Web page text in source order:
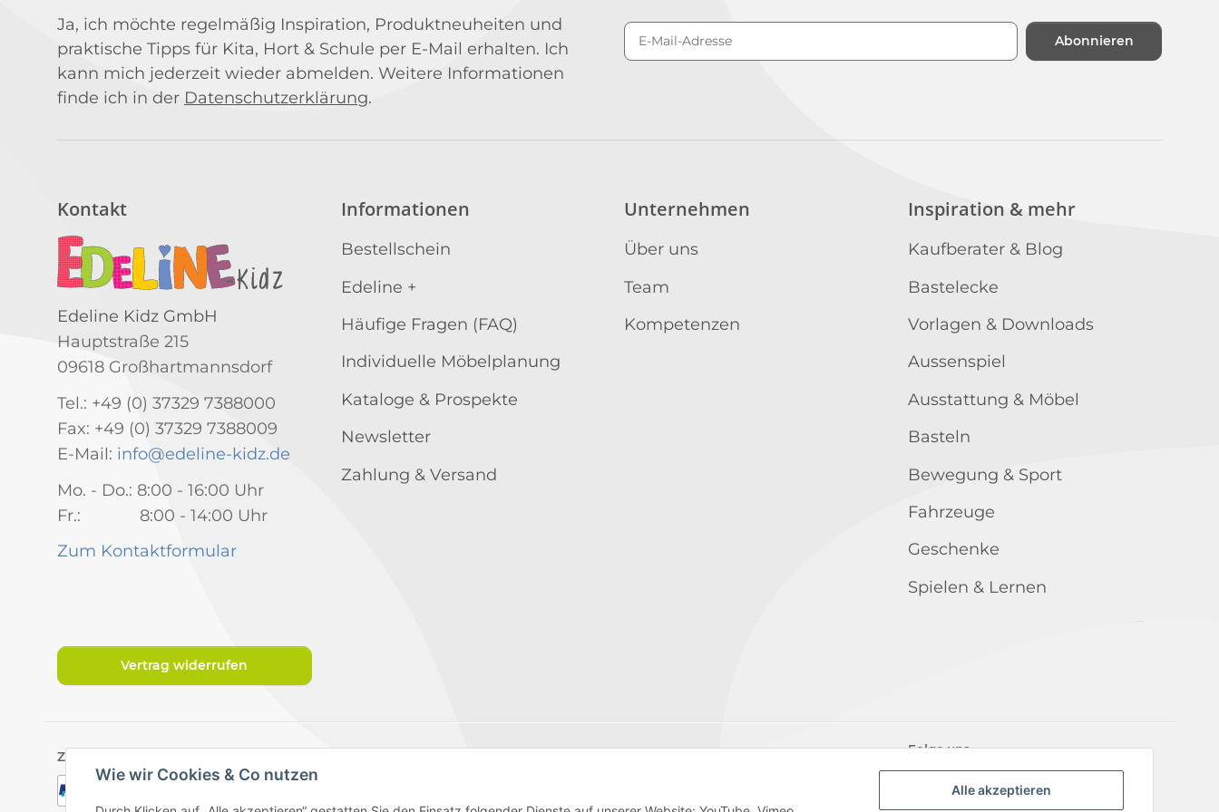
Alle akzeptieren
Wie wir Cookies & Co nutzen
Ja, ich möchte regelmäßig Inspiration, Produktneuheiten und
praktische Tipps für Kita, Hort & Schule per E-Mail erhalten. Ich
kann mich jederzeit wieder abmelden. Weitere Informationen
finde ich in der Datenschutzerklärung.
Abonnieren
Kontakt
Edeline Kidz GmbH
Hauptstraße 215
09618 Großhartmannsdorf
Tel.: +49 (0) 37329 7388000
Fax: +49 (0) 37329 7388009
E-Mail: info@edeline-kidz.de
Mo. - Do.: 8:00 - 16:00 Uhr
Fr.: 8:00 - 14:00 Uhr
Zum Kontaktformular
Informationen
Bestellschein
Edeline +
Häufige Fragen (FAQ)
Individuelle Möbelplanung
Kataloge & Prospekte
Newsletter
Zahlung & Versand
Unternehmen
Über uns
Team
Kompetenzen
Inspiration & mehr
Kaufberater & Blog
Bastelecke
Vorlagen & Downloads
Aussenspiel
Ausstattung & Möbel
Basteln
Bewegung & Sport
Fahrzeuge
Geschenke
Spielen & Lernen
Vertrag widerrufen
Zahlungsarten Folge uns